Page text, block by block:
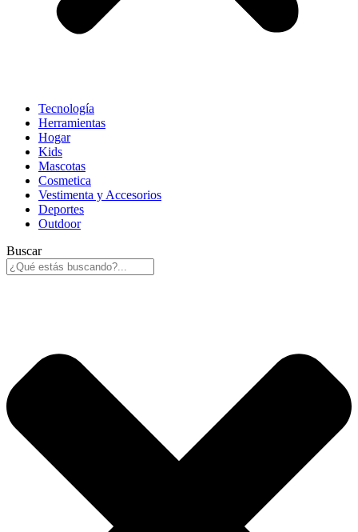
Tecnología
Herramientas
Hogar
Kids
Mascotas
Cosmetica
Vestimenta y Accesorios
Deportes
Outdoor
Buscar